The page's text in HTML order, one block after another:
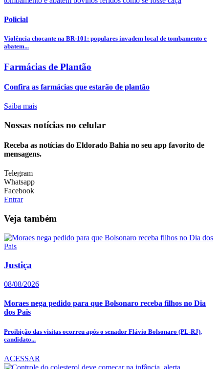
Policial
Violência chocante na BR-101: populares invadem local de tombamento e
abatem...
Farmácias de Plantão
Confira as farmácias que estarão de plantão
Saiba mais
Nossas notícias no celular
Receba as notícias do Eldorado Bahia no seu app favorito de
mensagens.
Telegram
Whatsapp
Facebook
Entrar
Veja também
Justiça
08/08/2026
Moraes nega pedido para que Bolsonaro receba filhos no Dia
dos Pais
Proibição das visitas ocorreu após o senador Flávio Bolsonaro (PL-RJ),
candidato...
ACESSAR